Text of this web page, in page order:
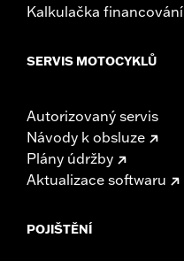
Kalkulačka financování
SERVIS MOTOCYKLŮ
Autorizovaný servis
Návody k obsluze
Plány údržby
Aktualizace softwaru
POJIŠTĚNÍ